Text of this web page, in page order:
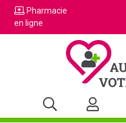
Pharmacie
en ligne